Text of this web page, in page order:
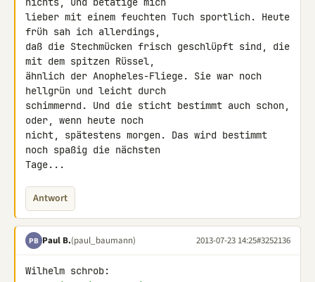
lieber mit einem feuchten Tuch sportlich. Heute
früh sah ich allerdings,
daß die Stechmücken frisch geschlüpft sind, die
mit dem spitzen Rüssel,
ähnlich der Anopheles-Fliege. Sie war noch
hellgrün und leicht durch
schimmernd. Und die sticht bestimmt auch schon,
oder, wenn heute noch
nicht, spätestens morgen. Das wird bestimmt
noch spaßig die nächsten
Tage...
Antwort
PB Paul B.(paul_baumann) 2013-07-23 14:25#3252136